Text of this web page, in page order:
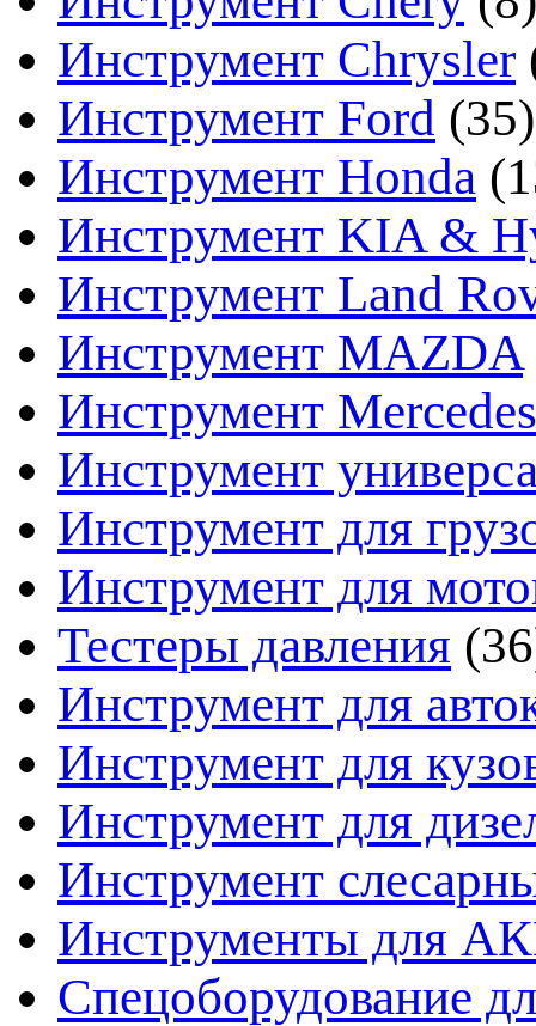
Инструмент Chrysler
Инструмент Ford (35)
Инструмент Honda
Инструмент KIA &
Инструмент Land
Инструмент MAZDA
Инструмент
Инструмент
Инструмент для
Инструмент для
Тестеры давления
Инструмент для
Инструмент для
Инструмент для
Инструмент
Инструменты для
Спецоборудование